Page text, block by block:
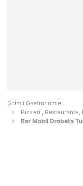
Șoimii Gastronomiei
Pizzerii,
Bar Mobil Drobeta